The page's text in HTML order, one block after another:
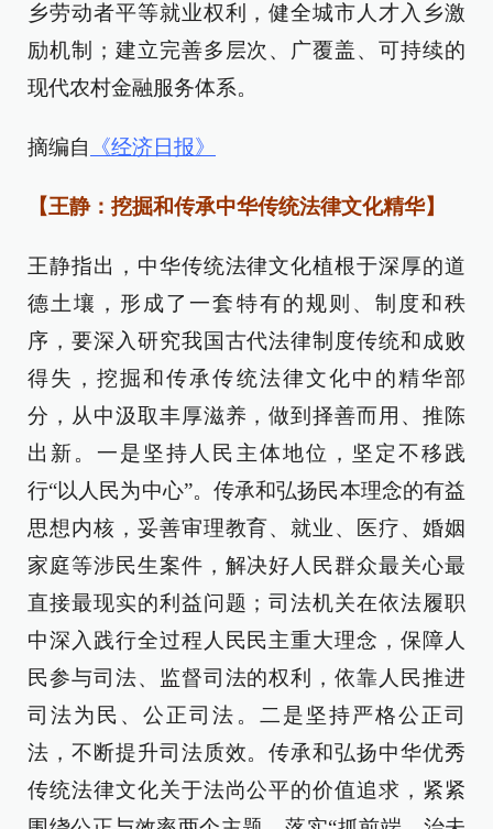
乡劳动者平等就业权利，健全城市人才入乡激
励机制；建立完善多层次、广覆盖、可持续的
现代农村金融服务体系。
摘编自 《经济日报》
【王静：挖掘和传承中华传统法律文化精华】
王静指出，中华传统法律文化植根于深厚的道
德土壤，形成了一套特有的规则、制度和秩
序，要深入研究我国古代法律制度传统和成败
得失，挖掘和传承传统法律文化中的精华部
分，从中汲取丰厚滋养，做到择善而用、推陈
出新。一是坚持人民主体地位，坚定不移践
行“以人民为中心”。传承和弘扬民本理念的有益
思想内核，妥善审理教育、就业、医疗、婚姻
家庭等涉民生案件，解决好人民群众最关心最
直接最现实的利益问题；司法机关在依法履职
中深入践行全过程人民民主重大理念，保障人
民参与司法、监督司法的权利，依靠人民推进
司法为民、公正司法。二是坚持严格公正司
法，不断提升司法质效。传承和弘扬中华优秀
传统法律文化关于法尚公平的价值追求，紧紧